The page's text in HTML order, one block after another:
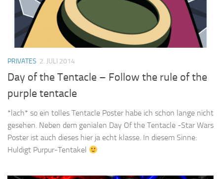
PRIVATES 2. JULI 2014
Day of the Tentacle – Follow the rule of the
purple tentacle
*lach* so ein tolles Tentacle Poster habe ich schon lange nicht
gesehen. Neben dem genialen Day Of the Tentacle -Star Wars
Poster ist auch dieses hier ja echt klasse. In diesem Sinne:
Huldigt Purpur-Tentakel